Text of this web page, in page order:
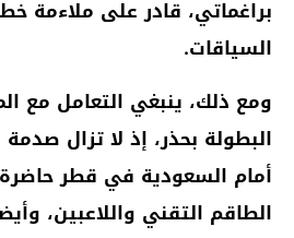
براغماتي، قادر على ملاءمة
السياقات.
ومع ذلك، ينبغي التعامل مع
البطولة بحذر، إذ لا تزال صدمة
أمام السعودية في قطر
الطاقم التقني واللاعبين،